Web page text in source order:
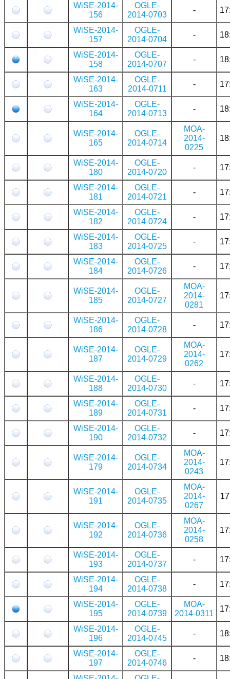
WiSE-2014-
156
OGLE-
2014-0703
-
WiSE-2014-
157
OGLE-
2014-0704
-
WiSE-2014-
158
OGLE-
2014-0707
-
WiSE-2014-
163
OGLE-
2014-0711
-
WiSE-2014-
164
OGLE-
2014-0713
-
WiSE-2014-
165
OGLE-
2014-0714
MOA-
2014-
0225
WiSE-2014-
180
OGLE-
2014-0720
-
WiSE-2014-
181
OGLE-
2014-0721
-
WiSE-2014-
182
OGLE-
2014-0724
-
WiSE-2014-
183
OGLE-
2014-0725
-
WiSE-2014-
184
OGLE-
2014-0726
-
WiSE-2014-
185
OGLE-
2014-0727
MOA-
2014-
0281
WiSE-2014-
186
OGLE-
2014-0728
-
WiSE-2014-
187
OGLE-
2014-0729
MOA-
2014-
0262
WiSE-2014-
188
OGLE-
2014-0730
-
WiSE-2014-
189
OGLE-
2014-0731
-
WiSE-2014-
190
OGLE-
2014-0732
-
WiSE-2014-
179
OGLE-
2014-0734
MOA-
2014-
0243
WiSE-2014-
191
OGLE-
2014-0735
MOA-
2014-
0267
WiSE-2014-
192
OGLE-
2014-0736
MOA-
2014-
0258
WiSE-2014-
193
OGLE-
2014-0737
-
WiSE-2014-
194
OGLE-
2014-0738
-
WiSE-2014-
195
OGLE-
2014-0739
MOA-
2014-0311
WiSE-2014-
196
OGLE-
2014-0745
-
WiSE-2014-
197
OGLE-
2014-0746
-